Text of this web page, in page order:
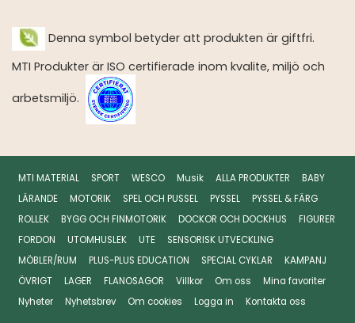
Denna symbol betyder att produkten är giftfri.
MTI Produkter är ISO certifierade inom kvalite, miljö och
arbetsmiljö.
MTI MATERIAL SPORT WESCO Musik ALLA PRODUKTER
BABY
LÄRANDE
MOTORIK SPEL OCH PUSSEL PYSSEL
PYSSEL & FÄRG
ROLLEK
BYGG OCH FINMOTORIK DOCKOR OCH DOCKHUS
FIGURER
FORDON
UTOMHUSLEK UTE
SENSORISK UTVECKLING
MÖBLER/RUM
PLUS-PLUS EDUCATION SPECIAL CYKLAR
KAMPANJ
ÖVRIGT
LAGER FLANOSAGOR Villkor Om oss
Mina favoriter
Nyheter
Nyhetsbrev Om cookies Logga in Kontakta oss